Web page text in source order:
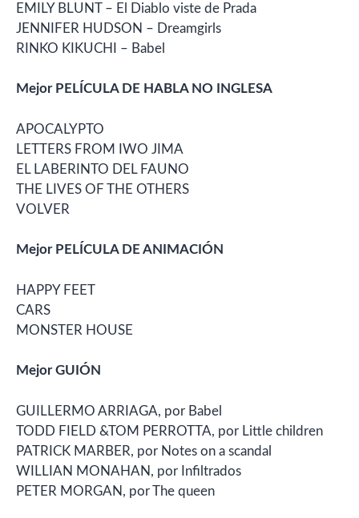
EMILY BLUNT – El Diablo viste de Prada
JENNIFER HUDSON – Dreamgirls
RINKO KIKUCHI – Babel
Mejor PELÍCULA DE HABLA NO INGLESA
APOCALYPTO
LETTERS FROM IWO JIMA
EL LABERINTO DEL FAUNO
THE LIVES OF THE OTHERS
VOLVER
Mejor PELÍCULA DE ANIMACIÓN
HAPPY FEET
CARS
MONSTER HOUSE
Mejor GUIÓN
GUILLERMO ARRIAGA, por Babel
TODD FIELD &TOM PERROTTA, por Little children
PATRICK MARBER, por Notes on a scandal
WILLIAN MONAHAN, por Infiltrados
PETER MORGAN, por The queen